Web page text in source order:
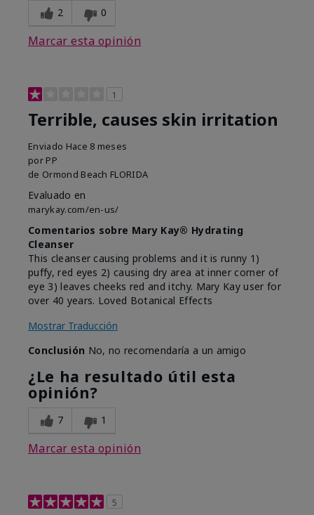
2 0
Marcar esta opinión
1
Terrible, causes skin irritation
Enviado Hace 8 meses
por PP
de Ormond Beach FLORIDA
Evaluado en
marykay.com/en-us/
Comentarios sobre Mary Kay® Hydrating
Cleanser
This cleanser causing problems and it is runny 1)
puffy, red eyes 2) causing dry area at inner corner of
eye 3) leaves cheeks red and itchy. Mary Kay user for
over 40 years. Loved Botanical Effects
Mostrar Traducción
Conclusión No, no recomendaría a un amigo
¿Le ha resultado útil esta
opinión?
7 1
Marcar esta opinión
5